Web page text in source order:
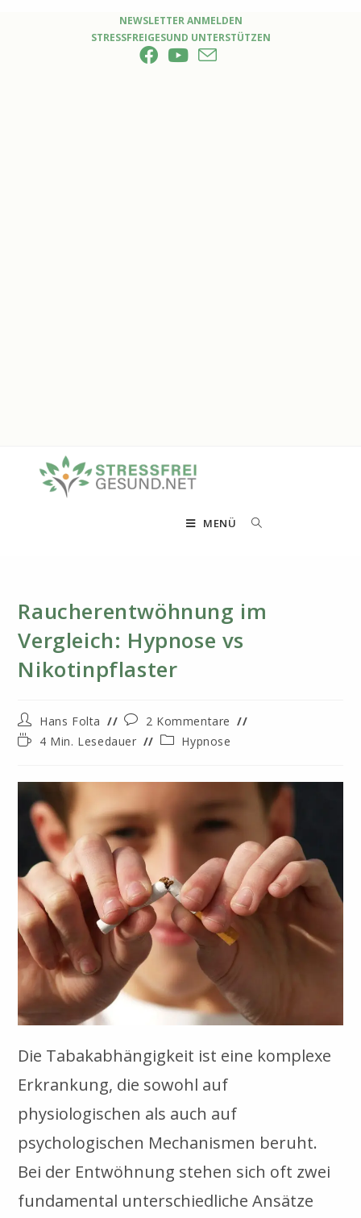
NEWSLETTER ANMELDEN
STRESSFREIGESUND UNTERSTÜTZEN
MENÜ
Raucherentwöhnung im
Vergleich: Hypnose vs
Nikotinpflaster
Beitrags-
Autor:
Hans Folta
Beitrags-
Kommentare:
2 Kommentare
Lesedauer:
4 Min. Lesedauer
Beitrags-
Hypnose
Die Tabakabhängigkeit ist eine komplexe
Erkrankung, die sowohl auf
physiologischen als auch auf
psychologischen Mechanismen beruht.
Bei der Entwöhnung stehen sich oft zwei
fundamental unterschiedliche Ansätze